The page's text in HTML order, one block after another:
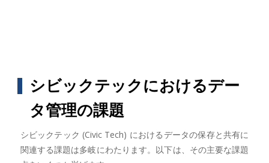
シビックテックにおけるデー
タ管理の課題
シビックテック (Civic Tech) におけるデータの保存と共有に
関連する課題は多岐にわたります。以下は、その主要な課題